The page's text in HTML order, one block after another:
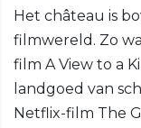
Het château is
filmwereld. Zo
film A View to a
landgoed van
Netflix-film The